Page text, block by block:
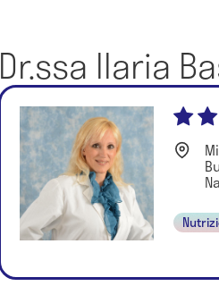
Dr.ssa Ilaria